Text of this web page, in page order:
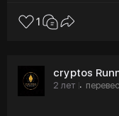
1
cryptos
2 лет ·